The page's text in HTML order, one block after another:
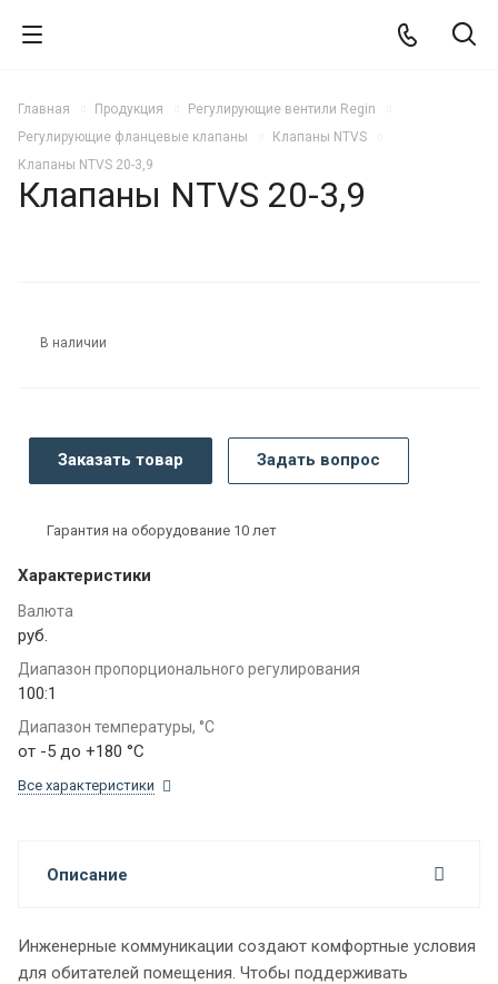
Главная Продукция
Регулирующие вентили Regin
Регулирующие фланцевые клапаны
Клапаны NTVS
Клапаны NTVS 20-3,9
Клапаны NTVS 20-3,9
В наличии
Заказать товар Задать вопрос
Гарантия на оборудование 10 лет
Характеристики
Валюта
руб.
Диапазон пропорционального регулирования
100:1
Диапазон температуры, °C
от -5 до +180 °C
Все характеристики
Описание
Инженерные коммуникации создают комфортные условия
для обитателей помещения. Чтобы поддерживать